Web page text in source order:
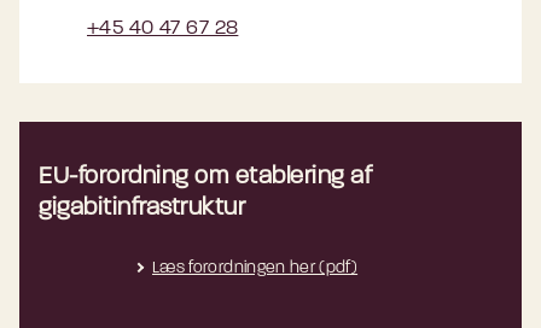
+45 40 47 67 28
EU-forordning om etablering af
gigabitinfrastruktur
Læs forordningen her (pdf)